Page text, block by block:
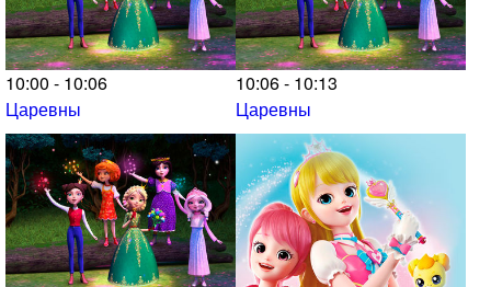
10:00 - 10:06
Царевны
10:06 - 10:13
Царевны